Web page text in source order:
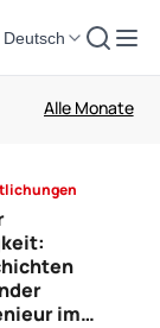
Deutsch
im